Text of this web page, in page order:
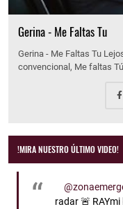
Gerina - Me Faltas Tu
Gerina - Me Faltas Tu
convencional, Me faltas
!MIRA NUESTRO ÚLTIMO VIDEO!
radar 🚨